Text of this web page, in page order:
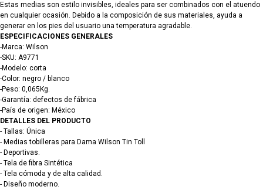
Estas medias son estilo invisibles, ideales para ser combinados con el atuendo
en cualquier ocasión. Debido a la composición de sus materiales, ayuda a
generar en los pies del usuario una temperatura agradable.
ESPECIFICACIONES GENERALES
-Marca: Wilson
-SKU: A9771
-Modelo: corta
-Color: negro / blanco
-Peso: 0,065Kg.
-Garantía: defectos de fábrica
-País de origen: México
DETALLES DEL PRODUCTO
- Tallas: Única
- Medias tobilleras para Dama Wilson Tin Toll
- Deportivas.
- Tela de fibra Sintética
- Tela cómoda y de alta calidad.
- Diseño moderno.